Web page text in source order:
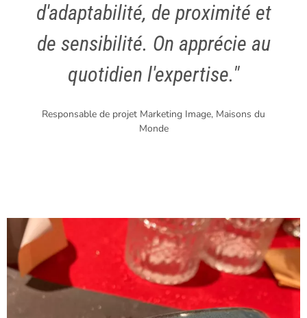
d'adaptabilité, de proximité et
de sensibilité. On apprécie au
quotidien l'expertise."
Responsable de projet Marketing Image, Maisons du
Monde